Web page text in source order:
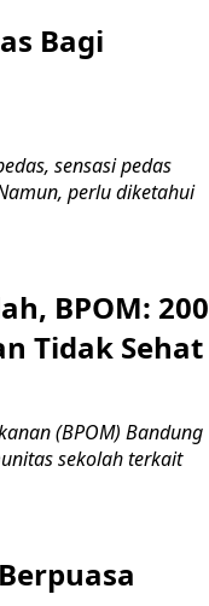
Bagi
sensasi pedas
perlu diketahui
BPOM: 200
Tidak Sehat
(BPOM) Bandung
sekolah terkait